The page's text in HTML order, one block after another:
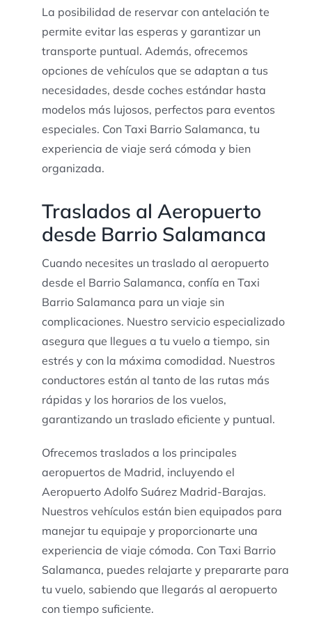
La posibilidad de reservar con antelación te
permite evitar las esperas y garantizar un
transporte puntual. Además, ofrecemos
opciones de vehículos que se adaptan a tus
necesidades, desde coches estándar hasta
modelos más lujosos, perfectos para eventos
especiales. Con Taxi Barrio Salamanca, tu
experiencia de viaje será cómoda y bien
organizada.
Traslados al Aeropuerto
desde Barrio Salamanca
Cuando necesites un traslado al aeropuerto
desde el Barrio Salamanca, confía en Taxi
Barrio Salamanca para un viaje sin
complicaciones. Nuestro servicio especializado
asegura que llegues a tu vuelo a tiempo, sin
estrés y con la máxima comodidad. Nuestros
conductores están al tanto de las rutas más
rápidas y los horarios de los vuelos,
garantizando un traslado eficiente y puntual.
Ofrecemos traslados a los principales
aeropuertos de Madrid, incluyendo el
Aeropuerto Adolfo Suárez Madrid-Barajas.
Nuestros vehículos están bien equipados para
manejar tu equipaje y proporcionarte una
experiencia de viaje cómoda. Con Taxi Barrio
Salamanca, puedes relajarte y prepararte para
tu vuelo, sabiendo que llegarás al aeropuerto
con tiempo suficiente.